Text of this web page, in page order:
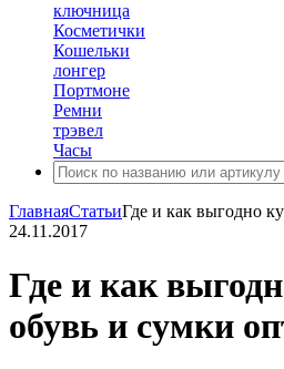
ключница
Косметички
Кошельки
лонгер
Портмоне
Ремни
трэвел
Часы
ГлавнаяСтатьиГде и как выгодно
24.11.2017
Где и как
обувь и сумки